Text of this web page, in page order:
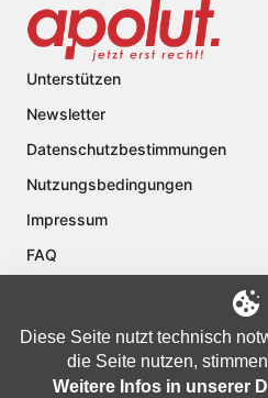
Unterstützen
Newsletter
Datenschutzbestimmungen
Nutzungsbedingungen
Impressum
FAQ
Diese Seite nutzt technisch
die Seite nutzen,
Weitere Infos in unserer